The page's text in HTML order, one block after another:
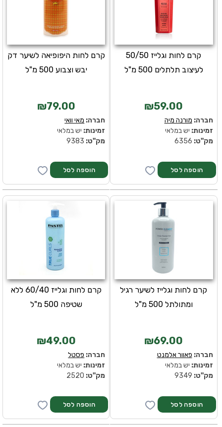
קרם לחות היפופיאה לשיער דק
יבש וצבוע 500 מ"ל
₪79.00
חברה: מאי וואי
זמינות: יש במלאי
מק''ט:
קרם לחות וגלייז 50/50
לעיצוב תלתלים 500 מ"ל
₪59.00
חברה: מורנה מיה
זמינות: יש במלאי
מק''ט:
קרם לחות וגלייז 60/40 ללא
שטיפה 500 מ"ל
₪49.00
חברה: פסטל
זמינות: יש במלאי
מק''ט:
קרם לחות וגלייז לשיער רגיל
ומתולתל 500 מ"ל
₪69.00
חברה: פאוור אלמנט
זמינות: יש במלאי
מק''ט: